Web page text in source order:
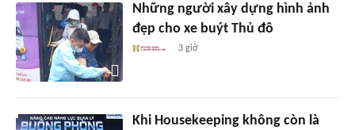
Những người xây dựng hình ảnh
đẹp cho xe buýt Thủ đô
3 giờ
Khi Housekeeping không còn là